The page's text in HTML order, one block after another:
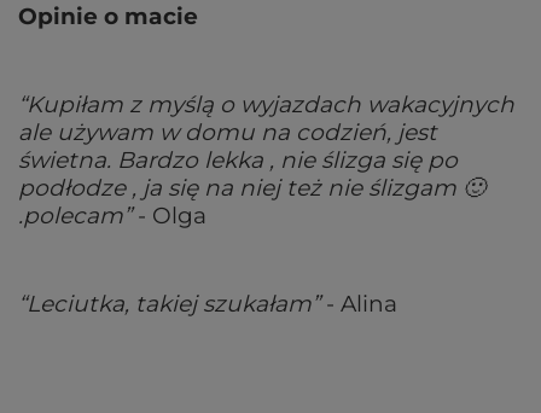
Opinie o macie
“Kupiłam z myślą o wyjazdach wakacyjnych
ale używam w domu na codzień, jest
świetna. Bardzo lekka , nie ślizga się po
podłodze , ja się na niej też nie ślizgam 🙂
.polecam”- Olga
“Leciutka, takiej szukałam”- Alina